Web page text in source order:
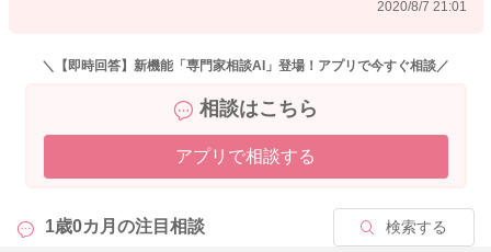
ヨーグルト(全脂無糖)は、１００ｇで６２kcalとなります。
おやつの役割は、食事で足りない栄養を補うという補食の役目
合は、その他の足りない栄養をおやつの時間に補ってあげると
良いと思いますが、おやつでもフルーツとヨーグルトを与えて
はいけないわけではありません。 その日に食卓に上がってい
すいですが、どうしてもない場合は同じになっても大丈夫です
よ。 栄養のバランスは、１日単位でなくても、３日くらいの
2020/8/7 21:01
＼【即時回答】新機能「専門家相談AI」登場！アプリで今すぐ相談／
相談はこちら
アプリで相談する
1歳0カ月の注目相談 検索する